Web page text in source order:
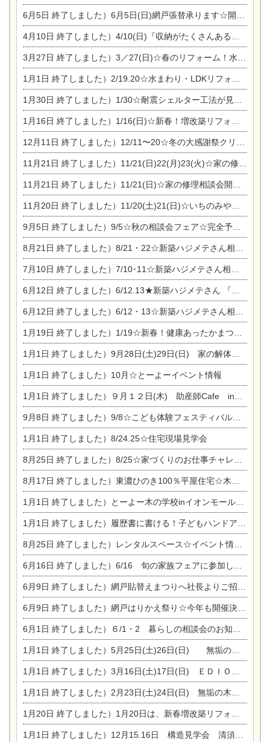
6月5日 終了しました）6月5日(日)網戸張替承ります☆開催！
4月10日 終了しました）4/10(日)『収納がたくさんあるおうち現場見学会』
3月27日 終了しました）3／27(日)☆春のリフォーム！水まわりLDKリフォーム相談会&今がチャンス！エアコン相談会
1月1日 終了しました）2/19.20☆水まわり・LDKリフォーム相談会＆エアコン相談会
1月30日 終了しました）1/30☆耐震シェルター工法が見れる完成見学会
1月16日 終了しました）1/16(日)☆新春！増改築リフォーム&家の修理まつり
12月11日 終了しました）12/11〜20☆冬の大感謝祭クリスマス相談会開催
11月21日 終了しました）11/21(日)22(月)23(火)☆家の修理まつり＆増改築リフォーム相談会
11月21日 終了しました）11/21(日)☆家の修理相談会開催 in 扶桑オークビレッジ
11月20日 終了しました）11/20(土)21(日)☆いちのみや逸品市に出店します【ひのきのバラ販売】
9月5日 終了しました）9/5☆秋の相談会フェア☆完全予約制
8月21日 終了しました）8/21・22☆新築ハジメテさん相談会 『集まれ！農地に家を建てたい人！』
7月10日 終了しました）7/10･11☆新築ハジメテさん相談会 『集まれ！農地に家を建てたい人！』完全予約制
6月12日 終了しました）6/12.13★新築ハジメテさん 『木の家 現場体感見学会』
6月12日 終了しました）6/12・13☆新築ハジメテさん相談会『今ある土地に家を建てる際の注意点』
1月19日 終了しました）1/19☆新春！健康あったかまつり＆増改築リフォームまつり
1月1日 終了しました）9月28日(土)29日(日) 家の解体なんでも相談会
1月1日 終了しました）10月☆とーよーイベント情報
1月1日 終了しました）９月１２日(木) 助産師Cafe in東陽住建
9月8日 終了しました）9/8☆こども体験フェスティバル☆一宮市民会館
1月1日 終了しました）8/24.25☆住宅現場見学会
8月25日 終了しました）8/25☆家づくりのお仕事チャレンジ
8月17日 終了しました）東濃ひのき100％平屋住宅☆木の家完成見学会
1月1日 終了しました）とーよー木の学校inイオンモール木曽川
1月1日 終了しました）履歴書に書ける！子どもハンドアロマ講座☆
8月25日 終了しました）レンタルスペース☆イベント情報☆チャイルドアロマセラピスト
6月16日 終了しました）6/16 旬の家族フェアに参加します☆
6月9日 終了しました）網戸貼替えまつりへ社長よりご招待です♪
6月9日 終了しました）網戸はりかえ祭り☆今年も開催決定！
6月1日 終了しました）６/1・2 暮らしの相談会のお知らせ
1月1日 終了しました）5月25日(土)26日(日) 無垢の木の家体感見学会開催☆
1月1日 終了しました）3月16日(土)17日(日) ＥＤＩＯＮ東陽住建でんき館 総決算まつり
1月1日 終了しました）2月23日(土)24日(日) 無垢の木の家 完成見学会
1月20日 終了しました）1月20日は、新春増改築リフォームまつり＆家の修理祭り＆家電まつりです。
1月1日 終了しました）12月15.16日 構造見学会 清須市西枇杷島町弁天